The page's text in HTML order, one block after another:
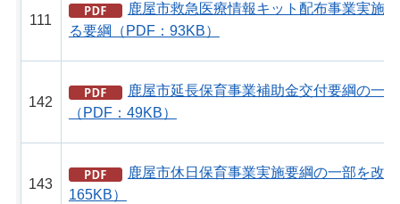
111
鹿屋市救急医療情報キット配布事業実施
る要綱（PDF：93KB）
142
鹿屋市延長保育事業補助金交付要綱の一
（PDF：49KB）
143
鹿屋市休日保育事業実施要綱の一部を改
165KB）